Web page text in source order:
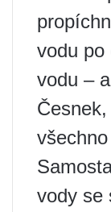
vodu po
vodu –
vody se